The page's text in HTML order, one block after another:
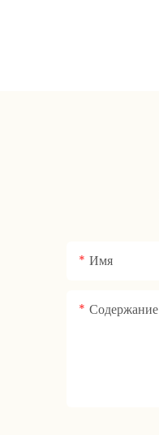
Имя
Содержание